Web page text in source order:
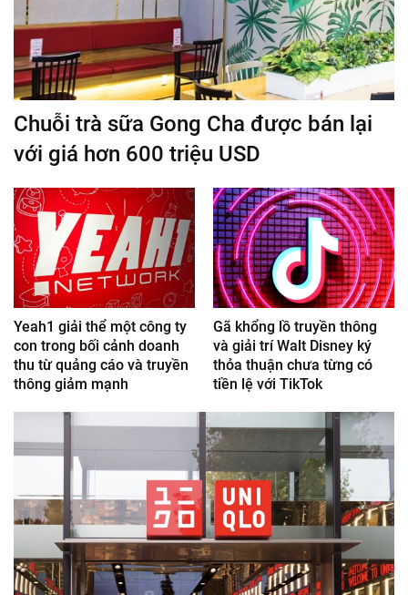
Chuỗi trà sữa Gong Cha được bán lại
với giá hơn 600 triệu USD
Yeah1 giải thể một công ty
con trong bối cảnh doanh
thu từ quảng cáo và truyền
thông giảm mạnh
Gã khổng lồ truyền thông
và giải trí Walt Disney ký
thỏa thuận chưa từng có
tiền lệ với TikTok